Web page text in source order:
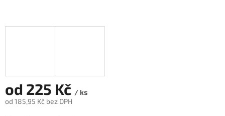
od 225 Kč / ks
od 185,95 Kč bez DPH